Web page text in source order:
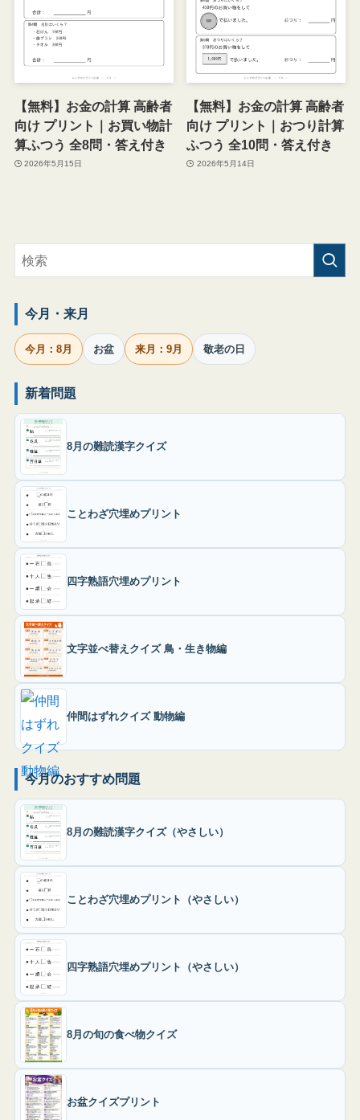
【無料】お金の計算 高齢者
向け プリント｜お買い物計
算ふつう 全8問・答え付き
2026年5月15日
【無料】お金の計算 高齢者
向け プリント｜おつり計算
ふつう 全10問・答え付き
2026年5月14日
今月・来月
今月：8月 お盆 来月：9月 敬老の日
新着問題
8月の難読漢字クイズ
ことわざ穴埋めプリント
四字熟語穴埋めプリント
文字並べ替えクイズ 鳥・生き物編
仲間はずれクイズ 動物編
今月のおすすめ問題
8月の難読漢字クイズ（やさしい）
ことわざ穴埋めプリント（やさしい）
四字熟語穴埋めプリント（やさしい）
8月の旬の食べ物クイズ
お盆クイズプリント